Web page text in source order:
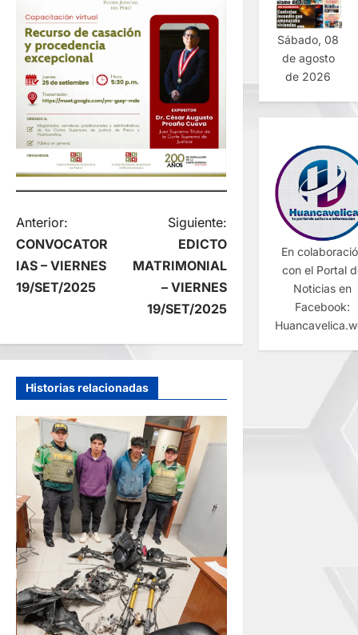
N
a
v
e
g
a
c
ó
n
d
e
Anterior:
CONVOCATOR
IAS – VIERNES
19/SET/2025
Siguiente:
EDICTO
MATRIMONIAL
– VIERNES
19/SET/2025
Historias relacionadas
Sábado, 08
de agosto
de 2026
En
con el Portal
Noticias en
Facebook: